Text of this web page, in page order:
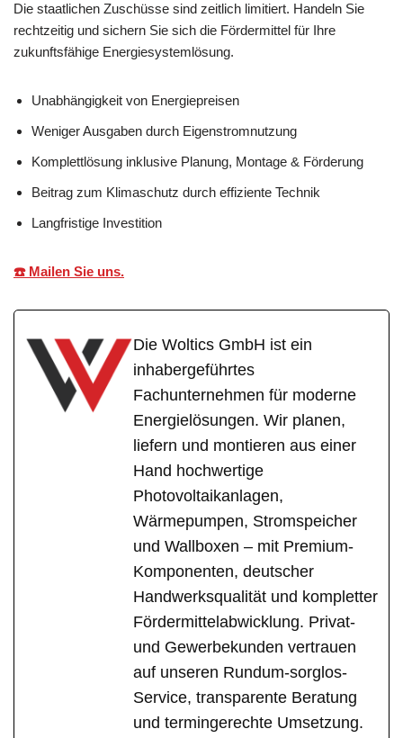
Die staatlichen Zuschüsse sind zeitlich limitiert. Handeln Sie
rechtzeitig und sichern Sie sich die Fördermittel für Ihre
zukunftsfähige Energiesystemlösung.
Unabhängigkeit von Energiepreisen
Weniger Ausgaben durch Eigenstromnutzung
Komplettlösung inklusive Planung, Montage & Förderung
Beitrag zum Klimaschutz durch effiziente Technik
Langfristige Investition
☎️ Mailen Sie uns.
Die Woltics GmbH ist ein
inhabergeführtes
Fachunternehmen für moderne
Energielösungen. Wir planen,
liefern und montieren aus einer
Hand hochwertige
Photovoltaikanlagen,
Wärmepumpen, Stromspeicher
und Wallboxen – mit Premium-
Komponenten, deutscher
Handwerksqualität und kompletter
Fördermittelabwicklung. Privat-
und Gewerbekunden vertrauen
auf unseren Rundum-sorglos-
Service, transparente Beratung
und termingerechte Umsetzung.